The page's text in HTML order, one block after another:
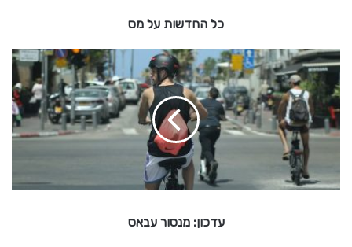
כל החדשות על מס
ע
ד
כ
ו
:
נ
ס
עדכון: מנסור עבאס